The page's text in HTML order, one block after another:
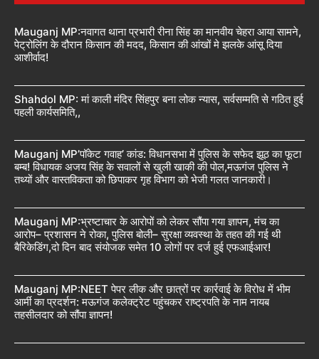
Mauganj MP:नवागत थाना प्रभारी रीना सिंह का मानवीय चेहरा आया सामने,
पेट्रोलिंग के दौरान किसान की मदद, किसान की आंखों मे झलके आंसू दिया
आशीर्वाद!
Shahdol MP: मां काली मंदिर सिंहपुर बना लोक न्यास, सर्वसम्मति से गठित हुई
पहली कार्यसमिति,,
Mauganj MP’पॉकेट गवाह’ कांड: विधानसभा में पुलिस के सफेद झूठ का फूटा
बम्ब! विधायक अजय सिंह के सवालों से खुली खाकी की पोल,मऊगंज पुलिस ने
तथ्यों और वास्तविकता को छिपाकर गृह विभाग को भेजी गलत जानकारी।
Mauganj MP:भ्रष्टाचार के आरोपों को लेकर सौंपा गया ज्ञापन, मंच का
आरोप– प्रशासन ने रोका, पुलिस बोली– सुरक्षा व्यवस्था के तहत की गई थी
बैरिकेडिंग,दो दिन बाद संयोजक समेत 10 लोगों पर दर्ज हुई एफआईआर!
Mauganj MP:NEET पेपर लीक और छात्रों पर कार्रवाई के विरोध में भीम
आर्मी का प्रदर्शन: मऊगंज कलेक्ट्रेट पहुंचकर राष्ट्रपति के नाम नायब
तहसीलदार को सौंपा ज्ञापन!